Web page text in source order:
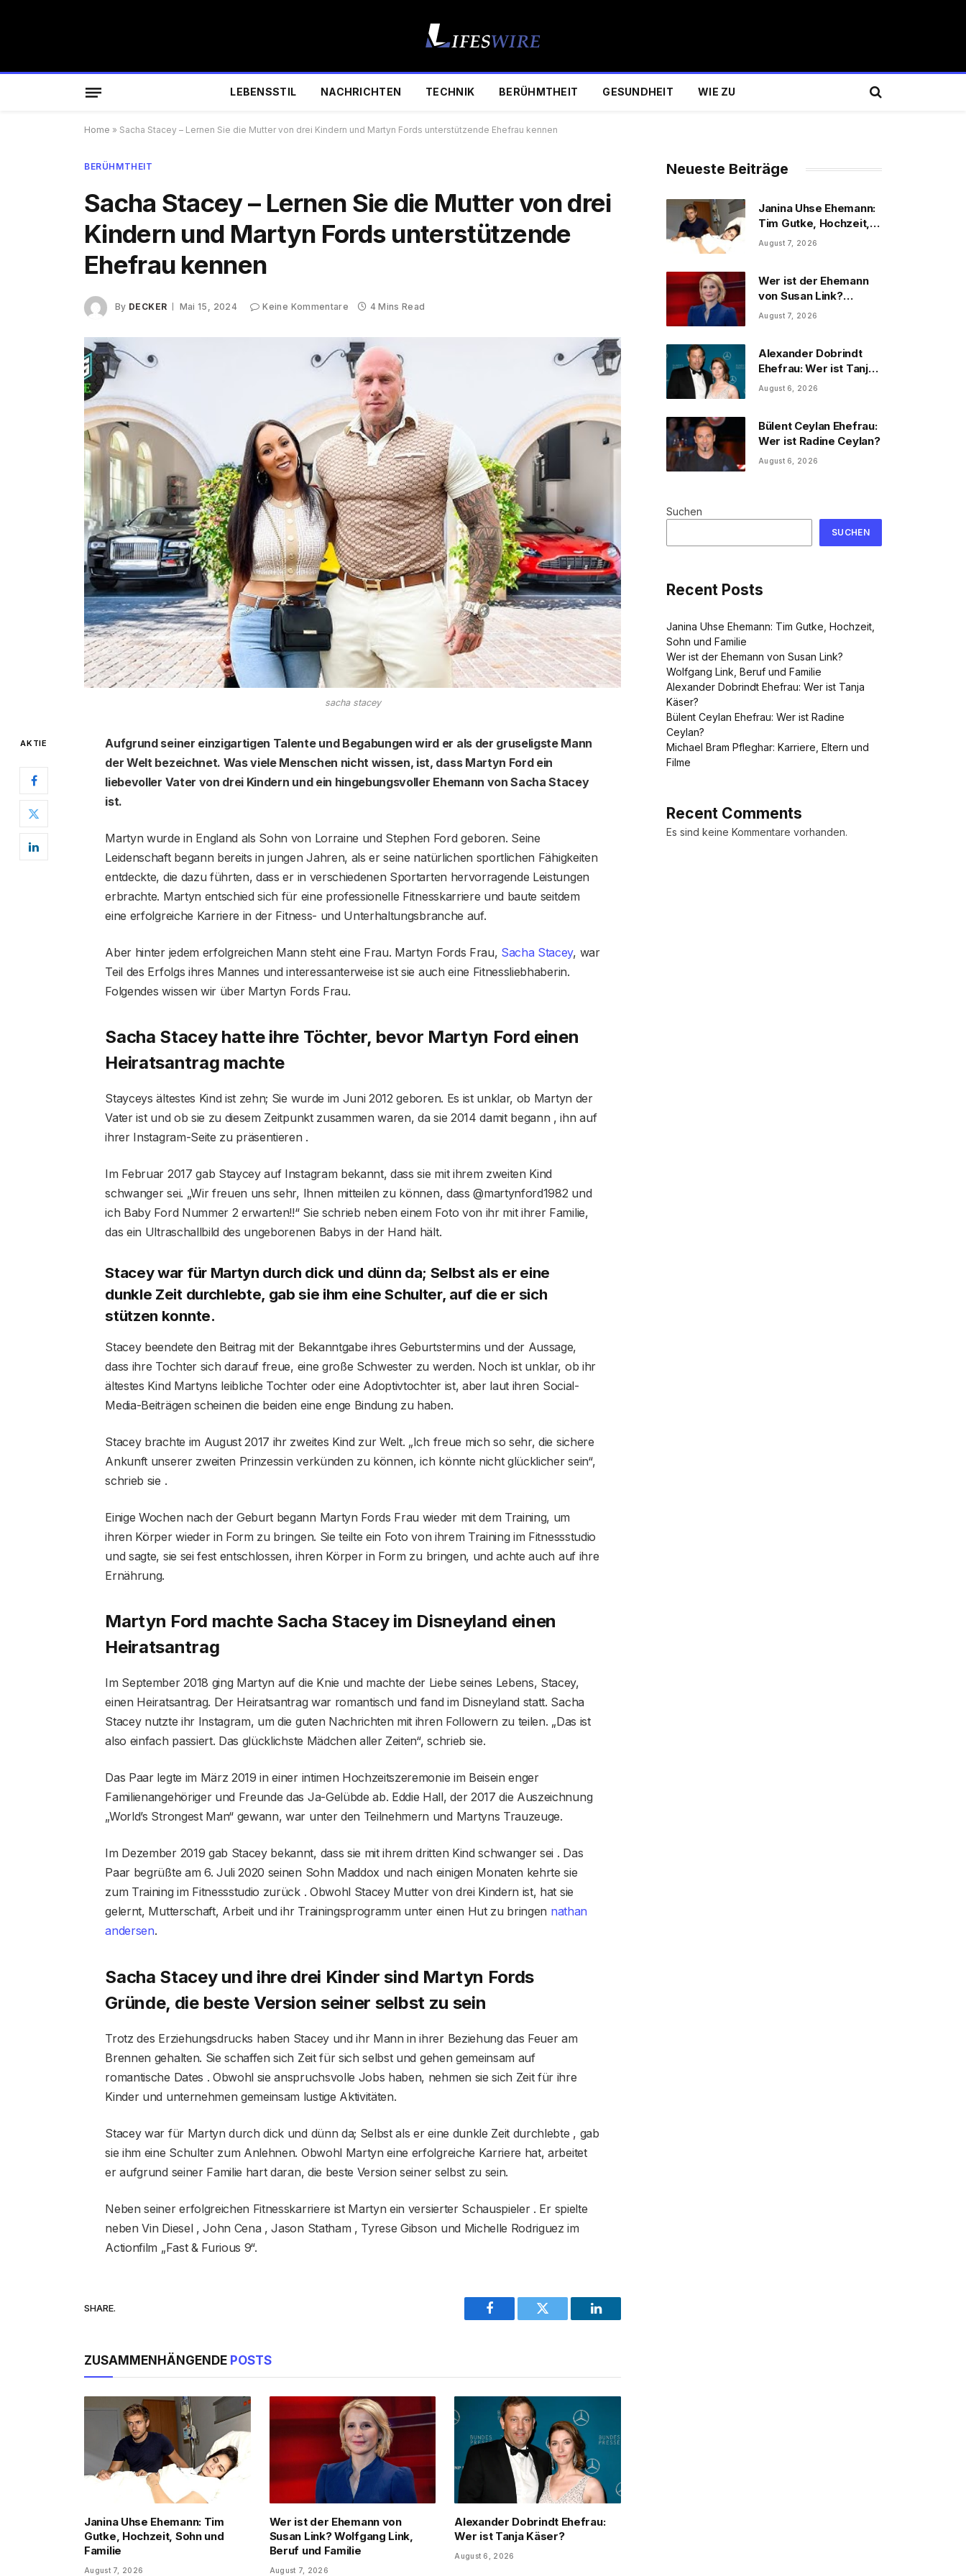
LEBENSSTIL NACHRICHTEN TECHNIK BERÜHMTHEIT GESUNDHEIT WIE ZU
Home » Sacha Stacey – Lernen Sie die Mutter von drei Kindern und Martyn Fords unterstützende Ehefrau kennen
BERÜHMTHEIT
Sacha Stacey – Lernen Sie die Mutter von drei
Kindern und Martyn Fords unterstützende
Ehefrau kennen
By DECKER Mai 15, 2024 Keine Kommentare 4 Mins Read
sacha stacey
AKTIE
Aufgrund seiner einzigartigen Talente und Begabungen wird er als der gruseligste Mann
der Welt bezeichnet. Was viele Menschen nicht wissen, ist, dass Martyn Ford ein
liebevoller Vater von drei Kindern und ein hingebungsvoller Ehemann von Sacha Stacey
ist.
Martyn wurde in England als Sohn von Lorraine und Stephen Ford geboren. Seine
Leidenschaft begann bereits in jungen Jahren, als er seine natürlichen sportlichen Fähigkeiten
entdeckte, die dazu führten, dass er in verschiedenen Sportarten hervorragende Leistungen
erbrachte. Martyn entschied sich für eine professionelle Fitnesskarriere und baute seitdem
eine erfolgreiche Karriere in der Fitness- und Unterhaltungsbranche auf.
Aber hinter jedem erfolgreichen Mann steht eine Frau. Martyn Fords Frau, Sacha Stacey, war
Teil des Erfolgs ihres Mannes und interessanterweise ist sie auch eine Fitnessliebhaberin.
Folgendes wissen wir über Martyn Fords Frau.
Sacha Stacey hatte ihre Töchter, bevor Martyn Ford einen
Heiratsantrag machte
Stayceys ältestes Kind ist zehn; Sie wurde im Juni 2012 geboren. Es ist unklar, ob Martyn der
Vater ist und ob sie zu diesem Zeitpunkt zusammen waren, da sie 2014 damit begann , ihn auf
ihrer Instagram-Seite zu präsentieren .
Im Februar 2017 gab Staycey auf Instagram bekannt, dass sie mit ihrem zweiten Kind
schwanger sei. „Wir freuen uns sehr, Ihnen mitteilen zu können, dass @martynford1982 und
ich Baby Ford Nummer 2 erwarten!!“ Sie schrieb neben einem Foto von ihr mit ihrer Familie,
das ein Ultraschallbild des ungeborenen Babys in der Hand hält.
Stacey war für Martyn durch dick und dünn da; Selbst als er eine
dunkle Zeit durchlebte, gab sie ihm eine Schulter, auf die er sich
stützen konnte.
Stacey beendete den Beitrag mit der Bekanntgabe ihres Geburtstermins und der Aussage,
dass ihre Tochter sich darauf freue, eine große Schwester zu werden. Noch ist unklar, ob ihr
ältestes Kind Martyns leibliche Tochter oder eine Adoptivtochter ist, aber laut ihren Social-
Media-Beiträgen scheinen die beiden eine enge Bindung zu haben.
Stacey brachte im August 2017 ihr zweites Kind zur Welt. „Ich freue mich so sehr, die sichere
Ankunft unserer zweiten Prinzessin verkünden zu können, ich könnte nicht glücklicher sein“,
schrieb sie .
Einige Wochen nach der Geburt begann Martyn Fords Frau wieder mit dem Training, um
ihren Körper wieder in Form zu bringen. Sie teilte ein Foto von ihrem Training im Fitnessstudio
und sagte, sie sei fest entschlossen, ihren Körper in Form zu bringen, und achte auch auf ihre
Ernährung.
Martyn Ford machte Sacha Stacey im Disneyland einen
Heiratsantrag
Im September 2018 ging Martyn auf die Knie und machte der Liebe seines Lebens, Stacey,
einen Heiratsantrag. Der Heiratsantrag war romantisch und fand im Disneyland statt. Sacha
Stacey nutzte ihr Instagram, um die guten Nachrichten mit ihren Followern zu teilen. „Das ist
also einfach passiert. Das glücklichste Mädchen aller Zeiten“, schrieb sie.
Das Paar legte im März 2019 in einer intimen Hochzeitszeremonie im Beisein enger
Familienangehöriger und Freunde das Ja-Gelübde ab. Eddie Hall, der 2017 die Auszeichnung
„World’s Strongest Man“ gewann, war unter den Teilnehmern und Martyns Trauzeuge.
Im Dezember 2019 gab Stacey bekannt, dass sie mit ihrem dritten Kind schwanger sei . Das
Paar begrüßte am 6. Juli 2020 seinen Sohn Maddox und nach einigen Monaten kehrte sie
zum Training im Fitnessstudio zurück . Obwohl Stacey Mutter von drei Kindern ist, hat sie
gelernt, Mutterschaft, Arbeit und ihr Trainingsprogramm unter einen Hut zu bringen nathan
andersen.
Sacha Stacey und ihre drei Kinder sind Martyn Fords
Gründe, die beste Version seiner selbst zu sein
Trotz des Erziehungsdrucks haben Stacey und ihr Mann in ihrer Beziehung das Feuer am
Brennen gehalten. Sie schaffen sich Zeit für sich selbst und gehen gemeinsam auf
romantische Dates . Obwohl sie anspruchsvolle Jobs haben, nehmen sie sich Zeit für ihre
Kinder und unternehmen gemeinsam lustige Aktivitäten.
Stacey war für Martyn durch dick und dünn da; Selbst als er eine dunkle Zeit durchlebte , gab
sie ihm eine Schulter zum Anlehnen. Obwohl Martyn eine erfolgreiche Karriere hat, arbeitet
er aufgrund seiner Familie hart daran, die beste Version seiner selbst zu sein.
Neben seiner erfolgreichen Fitnesskarriere ist Martyn ein versierter Schauspieler . Er spielte
neben Vin Diesel , John Cena , Jason Statham , Tyrese Gibson und Michelle Rodriguez im
Actionfilm „Fast & Furious 9“.
SHARE.
Facebook Twitter LinkedIn
ZUSAMMENHÄNGENDE POSTS
Janina Uhse Ehemann: Tim
Gutke, Hochzeit, Sohn und
Familie
August 7, 2026
Wer ist der Ehemann von
Susan Link? Wolfgang Link,
Beruf und Familie
August 7, 2026
Alexander Dobrindt Ehefrau:
Wer ist Tanja Käser?
August 6, 2026
Neueste Beiträge
Janina Uhse Ehemann:
Tim Gutke, Hochzeit,
Sohn und Familie
August 7, 2026
Wer ist der Ehemann
von Susan Link?
Wolfgang Link, Beruf
August 7, 2026
Alexander Dobrindt
Ehefrau: Wer ist Tanja
Käser?
August 6, 2026
Bülent Ceylan Ehefrau:
Wer ist Radine Ceylan?
August 6, 2026
Suchen
SUCHEN
Recent Posts
Janina Uhse Ehemann: Tim Gutke, Hochzeit,
Sohn und Familie
Wer ist der Ehemann von Susan Link?
Wolfgang Link, Beruf und Familie
Alexander Dobrindt Ehefrau: Wer ist Tanja
Käser?
Bülent Ceylan Ehefrau: Wer ist Radine
Ceylan?
Michael Bram Pfleghar: Karriere, Eltern und
Filme
Recent Comments
Es sind keine Kommentare vorhanden.